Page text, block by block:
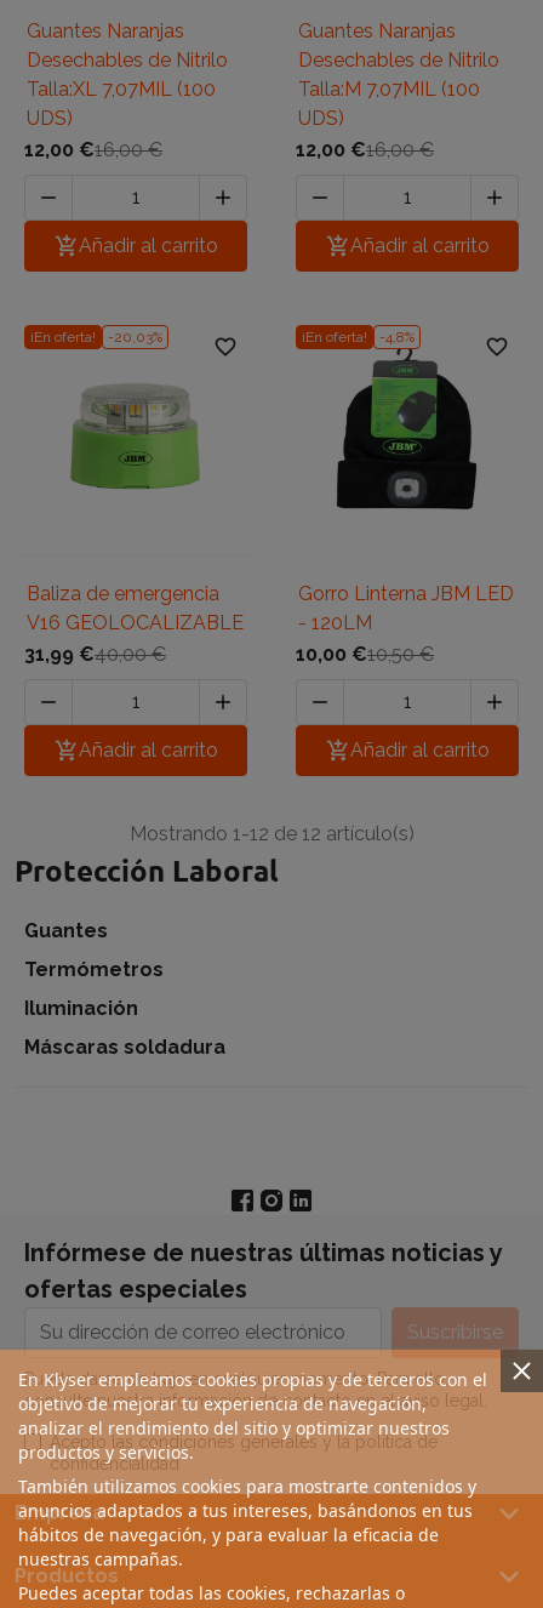
Protección Laboral
Guantes
Termómetros
Iluminación
Máscaras soldadura
Guantes Naranjas
Desechables de Nitrilo
Talla:XL 7,07MIL (100
UDS)
12,00 €16,00 €


Añadir al carrito
Guantes Naranjas
Desechables de Nitrilo
Talla:M 7,07MIL (100
UDS)
12,00 €16,00 €


Añadir al carrito
¡En oferta! -20,03% favorite_border
Baliza de emergencia
V16 GEOLOCALIZABLE
31,99 €40,00 €


Añadir al carrito
¡En oferta! -4,8% favorite_border
Gorro Linterna JBM LED
- 120LM
10,00 €10,50 €


Añadir al carrito
Mostrando 1-12 de 12 artículo(s)
Infórmese de nuestras últimas noticias y
ofertas especiales
Puede darse de baja en cualquier momento. Para ello,
consulte nuestra información de contacto en el aviso legal.
Acepto las condiciones generales y la política de
confidencialidad
Empresa keyboard_arrow_down
Productos keyboard_arrow_down
En Klyser empleamos cookies propias y de terceros con el
objetivo de mejorar tu experiencia de navegación,
analizar el rendimiento del sitio y optimizar nuestros
productos y servicios.
También utilizamos cookies para mostrarte contenidos y
anuncios adaptados a tus intereses, basándonos en tus
hábitos de navegación, y para evaluar la eficacia de
nuestras campañas.
Puedes aceptar todas las cookies, rechazarlas o